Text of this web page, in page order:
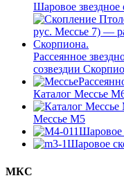
Шаровое
Рассеянное
созвездии
Каталог Мессье
Мессье М5
Шаровое
Шаровое
МКС